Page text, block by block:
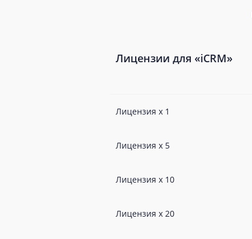
Лицензии для «iCRM»
Лицензия х 1
Лицензия х 5
Лицензия х 10
Лицензия х 20